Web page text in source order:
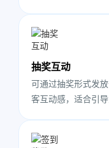
抽奖互动
可通过抽奖形式发
客互动感，适合引